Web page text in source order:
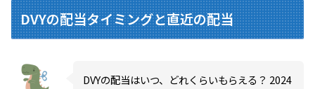
DVYの配当タイミングと直近の配当
DVYの配当はいつ、どれくらいもらえる？ 2024